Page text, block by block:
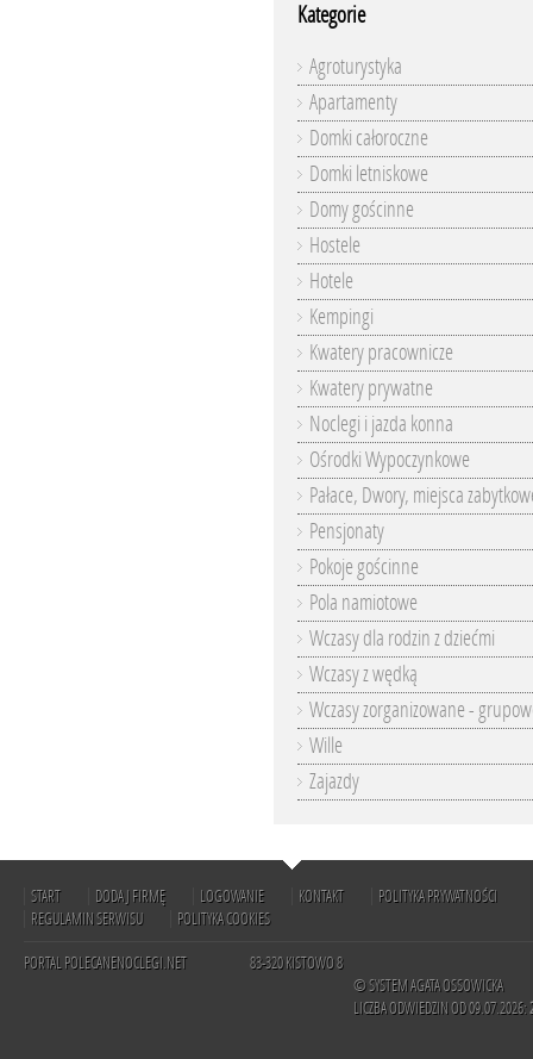
Kategorie
Agroturystyka
Apartamenty
Domki całoroczne
Domki letniskowe
Domy gościnne
Hostele
Hotele
Kempingi
Kwatery pracownicze
Kwatery prywatne
Noclegi i jazda konna
Ośrodki Wypoczynkowe
Pałace, Dwory, miejsca
Pensjonaty
Pokoje gościnne
Pola namiotowe
Wczasy dla rodzin z dziećmi
Wczasy z wędką
Wczasy zorganizowane -
Wille
Zajazdy
START DODAJ FIRMĘ LOGOWANIE KONTAKT
POLITYKA PRYWATNOŚCI
REGULAMIN SERWISU
POLITYKA COOKIES
PORTAL POLECANENOCLEGI.NET
83-320 KISTOWO 8
© SYSTEM AGATA OSSOWICKA
LICZBA ODWIEDZIN OD 09.07.2026: